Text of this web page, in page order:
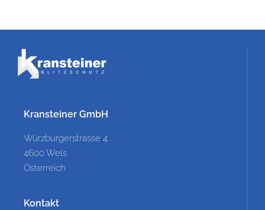
Kransteiner GmbH
Würzburgerstrasse 4
4600 Wels
Österreich
Kontakt